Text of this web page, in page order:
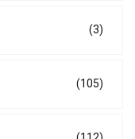
(3)
(105)